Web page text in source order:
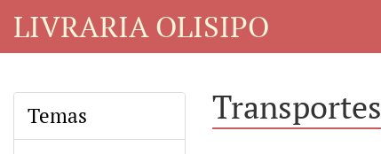
LIVRARIA OLISIPO
Temas Transportes